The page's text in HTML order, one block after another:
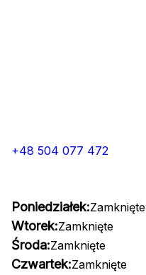
+48 504 077 472
Poniedziałek:Zamknięte
Wtorek:Zamknięte
Środa:Zamknięte
Czwartek:Zamknięte